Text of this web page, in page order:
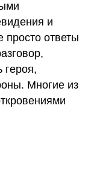
и
ответы
героя,
Многие из